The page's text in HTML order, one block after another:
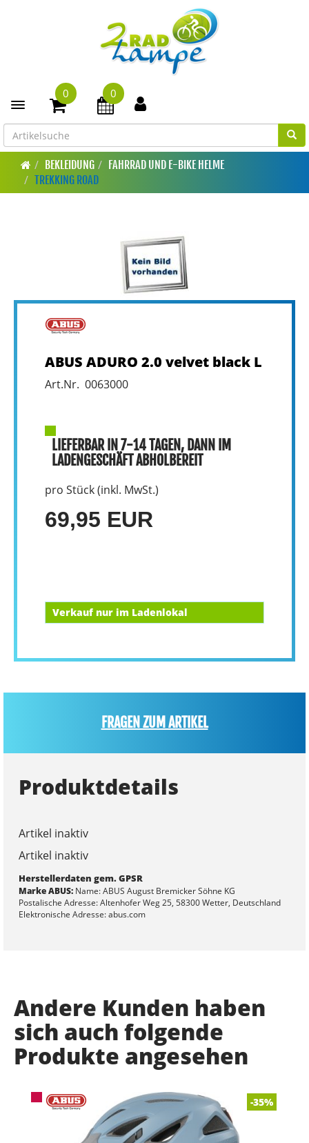
Toggle navigation
0 0
BEKLEIDUNG
FAHRRAD UND E-BIKE HELME
TREKKING ROAD
ABUS ADURO 2.0 velvet black L
Art.Nr. 0063000
LIEFERBAR IN 7-14 TAGEN, DANN IM
LADENGESCHÄFT ABHOLBEREIT
pro Stück (inkl. MwSt.)
69,95 EUR
Verkauf nur im Ladenlokal
FRAGEN ZUM ARTIKEL
Produktdetails
Artikel inaktiv
Artikel inaktiv
Herstellerdaten gem. GPSR
Marke ABUS:Name: ABUS August Bremicker Söhne KG
Postalische Adresse: Altenhofer Weg 25, 58300 Wetter, Deutschland
Elektronische Adresse: abus.com
Andere Kunden haben
sich auch folgende
Produkte angesehen
-35%